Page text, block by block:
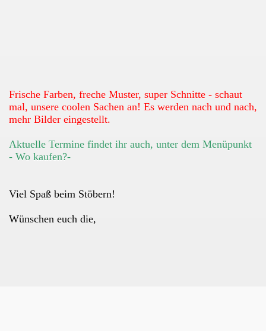
Frische Farben, freche Muster, super Schnitte - schaut
mal, unsere coolen Sachen an! Es werden nach und nach,
mehr Bilder eingestellt.
Aktuelle Termine findet ihr auch, unter dem Menüpunkt
- Wo kaufen?-
Viel Spaß beim Stöbern!
Wünschen euch die,